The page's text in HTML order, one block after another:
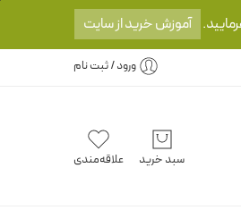
آموزش خرید از سایت
ورود / ثبت نام
سبد خرید علاقه‌مندی